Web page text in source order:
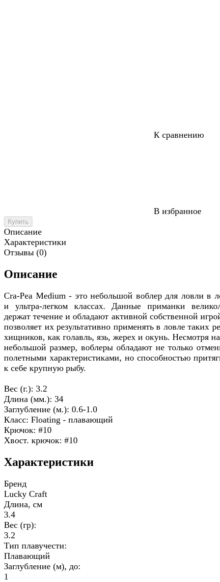
К сравнению
В избранное
Купить
Описание
Характеристики
Отзывы (0)
Описание
Cra-Pea Medium - это небольшой воблер для ловли в
и ультра-легком классах. Данные приманки
держат течение и обладают активной собственной
позволяет их результативно применять в ловле таких
хищников, как голавль, язь, жерех и окунь. Несмотря
небольшой размер, воблеры обладают не только
полетными характеристиками, но способностью
к себе крупную рыбу.
Вес (г.): 3.2
Длина (мм.): 34
Заглубление (м.): 0.6-1.0
Класс: Floating - плавающий
Крючок: #10
Хвост. крючок: #10
Характеристики
Бренд
Lucky Craft
Длина, см
3.4
Вес (гр):
3.2
Тип плавучести:
Плавающий
Заглубление (м), до:
1